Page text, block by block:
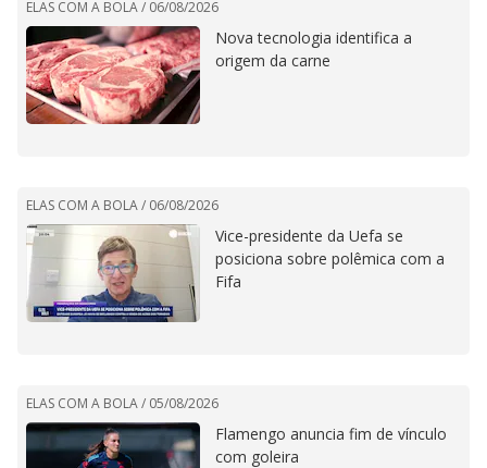
ELAS COM A BOLA / 06/08/2026
Nova tecnologia identifica a
origem da carne
ELAS COM A BOLA / 06/08/2026
Vice-presidente da Uefa se
posiciona sobre polêmica com a
Fifa
ELAS COM A BOLA / 05/08/2026
Flamengo anuncia fim de vínculo
com goleira